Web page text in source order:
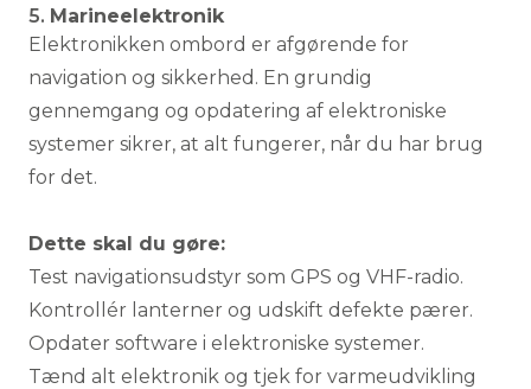
5. Marineelektronik
Elektronikken ombord er afgørende for
navigation og sikkerhed. En grundig
gennemgang og opdatering af elektroniske
systemer sikrer, at alt fungerer, når du har brug
for det.
Dette skal du gøre:
Test navigationsudstyr som GPS og VHF-radio.
Kontrollér lanterner og udskift defekte pærer.
Opdater software i elektroniske systemer.
Tænd alt elektronik og tjek for varmeudvikling